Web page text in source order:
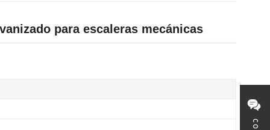
para escaleras mecánicas